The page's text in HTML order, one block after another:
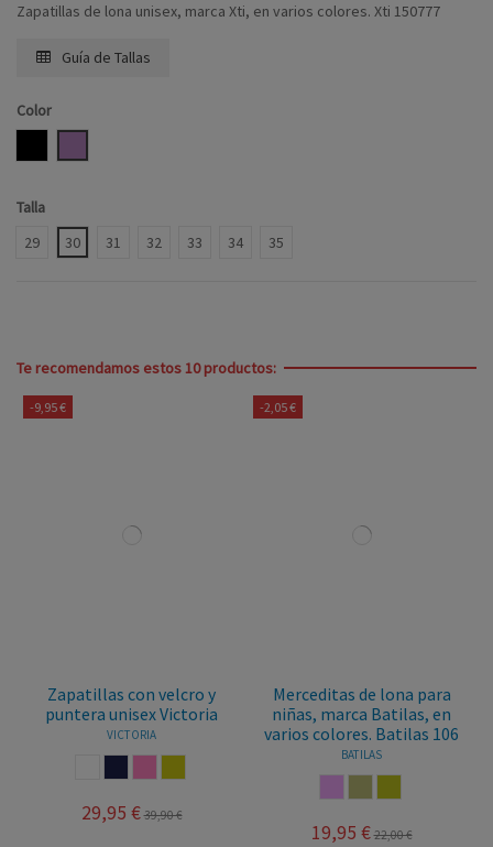
Zapatillas de lona unisex, marca Xti, en varios colores. Xti 150777
Guía de Tallas
Color
Talla
29
30 31 32 33 34 35
Te recomendamos estos 10 productos:
-9,95 €
Zapatillas con velcro y
puntera unisex Victoria
VICTORIA
29,95 € 39,90 €
-2,05 €
Merceditas de lona para
niñas, marca Batilas, en
varios colores. Batilas 106
BATILAS
19,95 € 22,00 €